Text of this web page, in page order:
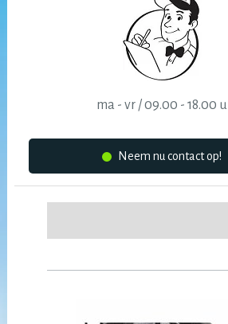
ma - vr / 09.00 - 18.00 u
Neem nu contact op!